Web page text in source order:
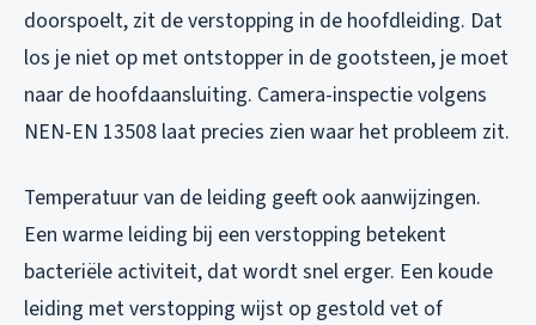
doorspoelt, zit de verstopping in de hoofdleiding. Dat
los je niet op met ontstopper in de gootsteen, je moet
naar de hoofdaansluiting. Camera-inspectie volgens
NEN-EN 13508 laat precies zien waar het probleem zit.
Temperatuur van de leiding geeft ook aanwijzingen.
Een warme leiding bij een verstopping betekent
bacteriële activiteit, dat wordt snel erger. Een koude
leiding met verstopping wijst op gestold vet of